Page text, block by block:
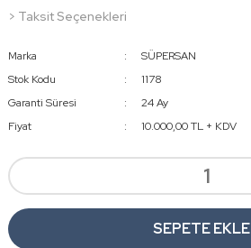
> Taksit Seçenekleri
Marka
SÜPERSAN
Stok Kodu
1178
Garanti Süresi
24 Ay
Fiyat
10.000,00 TL + KDV
SEPETE EKLE